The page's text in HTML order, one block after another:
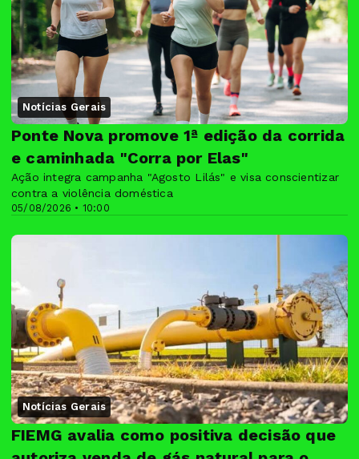
Notícias Gerais
05/08/2026 • 10:00
Ponte Nova promove 1ª edição da corrida
e caminhada "Corra por Elas"
Ação integra campanha "Agosto Lilás" e visa conscientizar
contra a violência doméstica
Notícias Gerais
FIEMG avalia como positiva decisão que